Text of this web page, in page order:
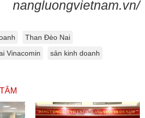
nangluongvietnam.vn/
Than Đèo Nai
Vinacomin
sản kinh doanh